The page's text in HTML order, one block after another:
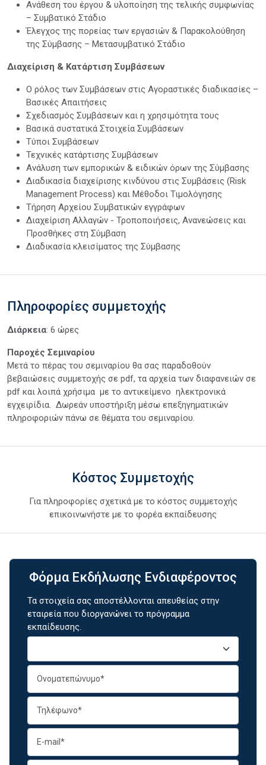
Ανάθεση του έργου & υλοποίηση της τελικής συμφωνίας
– Συμβατικό Στάδιο
Έλεγχος της πορείας των εργασιών & Παρακολούθηση
της Σύμβασης – Μετασυμβατικό Στάδιο
Διαχείριση & Κατάρτιση Συμβάσεων
Ο ρόλος των Συμβάσεων στις Αγοραστικές διαδικασίες –
Βασικές Απαιτήσεις
Σχεδιασμός Συμβάσεων και η χρησιμότητα τους
Βασικά συστατικά Στοιχεία Συμβάσεων
Τύποι Συμβάσεων
Τεχνικές κατάρτισης Συμβάσεων
Ανάλυση των εμπορικών & ειδικών όρων της Σύμβασης
Διαδικασία διαχείρισης κινδύνου στις Συμβάσεις (Risk
Management Process) και Μέθοδοι Τιμολόγησης
Τήρηση Αρχείου Συμβατικών εγγράφων
Διαχείριση Αλλαγών - Τροποποιήσεις, Ανανεώσεις και
Προσθήκες στη Σύμβαση
Διαδικασία κλεισίματος της Σύμβασης
Πληροφορίες συμμετοχής
Διάρκεια: 6 ώρες
Παροχές Σεμιναρίου
Μετά το πέρας του σεμιναρίου θα σας παραδοθούν
βεβαιώσεις συμμετοχής σε pdf, τα αρχεία των διαφανειών σε
pdf και λοιπά χρήσιμα με το αντικείμενο ηλεκτρονικά
εγχειρίδια. Δωρεάν υποστήριξη μέσω επεξηγηματικών
πληροφοριών πάνω σε θέματα του σεμιναρίου.
Κόστος Συμμετοχής
Για πληροφορίες σχετικά με το κόστος συμμετοχής
επικοινωνήστε με το φορέα εκπαίδευσης
Φόρμα Εκδήλωσης Ενδιαφέροντος
Τα στοιχεία σας αποστέλλονται απευθείας στην
εταιρεία που διοργανώνει το πρόγραμμα
εκπαίδευσης.